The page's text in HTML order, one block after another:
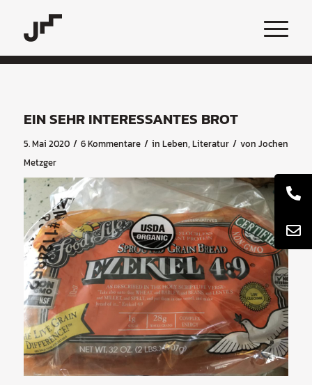
EIN SEHR INTERESSANTES BROT
5. Mai 2020 / 6 Kommentare / in Leben, Literatur / von Jochen
Metzger